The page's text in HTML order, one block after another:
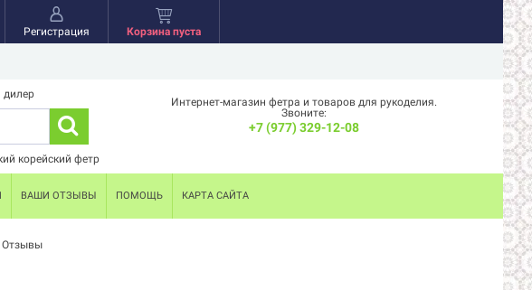
Регистрация Корзина пуста
корейский фетр
Интернет-магазин фетра и товаров для рукоделия.
Звоните:
+7 (977) 329-12-08
ВАШИ ОТЗЫВЫ ПОМОЩЬ КАРТА САЙТА
Отзывы